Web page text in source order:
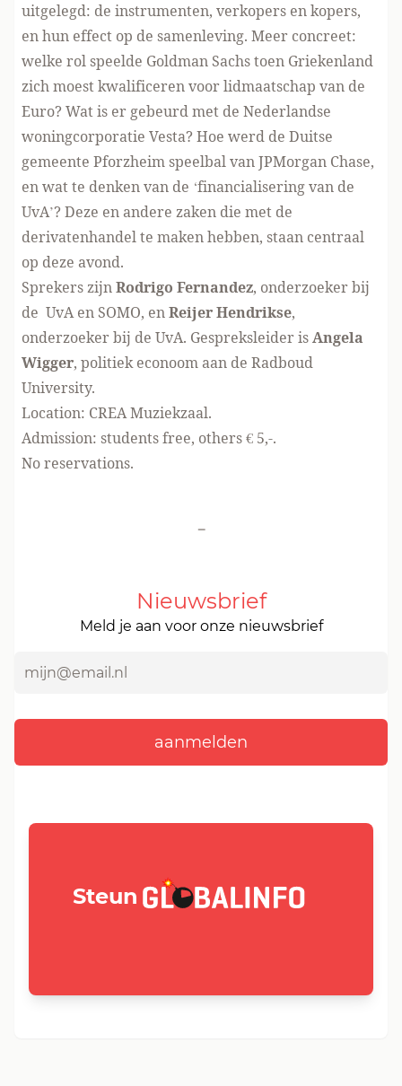
uitgelegd: de instrumenten, verkopers en kopers,
en hun effect op de samenleving. Meer concreet:
welke rol speelde Goldman Sachs toen Griekenland
zich moest kwalificeren voor lidmaatschap van de
Euro? Wat is er gebeurd met de Nederlandse
woningcorporatie Vesta? Hoe werd de Duitse
gemeente Pforzheim speelbal van JPMorgan Chase,
en wat te denken van de ‘financialisering van de
UvA’? Deze en andere zaken die met de
derivatenhandel te maken hebben, staan centraal
op deze avond.
Sprekers zijnRodrigo Fernandez, onderzoeker bij
de UvA en SOMO, enReijer Hendrikse,
onderzoeker bij de UvA. Gespreksleider isAngela
Wigger, politiek econoom aan de Radboud
University.
Location: CREA Muziekzaal.
Admission: students free, others € 5,-.
No reservations.
-
Nieuwsbrief
Meld je aan voor onze nieuwsbrief
Steun GLOBALINFO.nl